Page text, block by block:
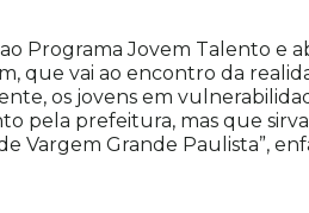
Programa Jovem Talento e
que vai ao encontro da
os jovens em
pela prefeitura, mas que
Vargem Grande Paulista”,